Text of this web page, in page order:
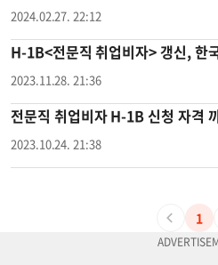
2024.02.27. 22:12
H-1B<전문직 취업비자> 갱신, 한
2023.11.28. 21:36
전문직 취업비자 H-1B 신청 자격
2023.10.24. 21:38
1